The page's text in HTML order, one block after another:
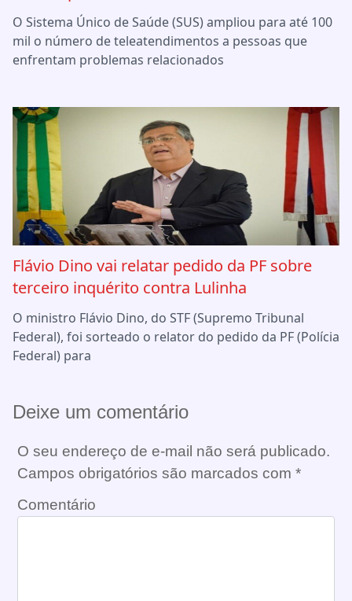
O Sistema Único de Saúde (SUS) ampliou para até 100
mil o número de teleatendimentos a pessoas que
enfrentam problemas relacionados
Flávio Dino vai relatar pedido da PF sobre
terceiro inquérito contra Lulinha
O ministro Flávio Dino, do STF (Supremo Tribunal
Federal), foi sorteado o relator do pedido da PF (Polícia
Federal) para
Deixe um comentário
O seu endereço de e-mail não será publicado.
Campos obrigatórios são marcados com *
Comentário